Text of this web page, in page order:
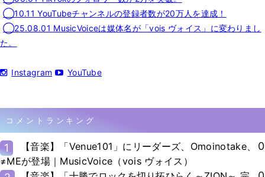
◯10.11 YouTubeチャンネルの登録者数が20万人を達成！
◯25.08.01 MusicVoiceは媒体名が「vois ヴォイス」に変わりまし
た。
Instagram YouTube
コメントランキング
1
【音楽】「Venue101」にリーダーズ、Omoinotake、
≠MEが登場｜MusicVoice（vois ヴォイス）
0